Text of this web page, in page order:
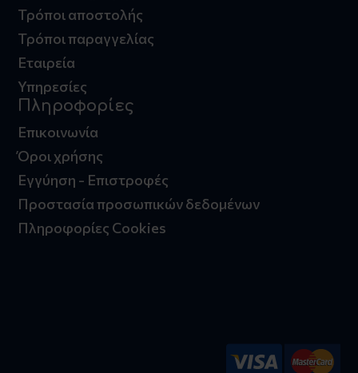
Τρόποι αποστολής
Τρόποι παραγγελίας
Εταιρεία
Υπηρεσίες
Πληροφορίες
Επικοινωνία
Όροι χρήσης
Εγγύηση - Επιστροφές
Προστασία προσωπικών δεδομένων
Πληροφορίες Cookies